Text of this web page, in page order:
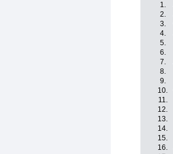
1.
2.
3.
4.
5.
6.
7.
8.
9.
10.
11.
12.
13.
14.
15.
16.